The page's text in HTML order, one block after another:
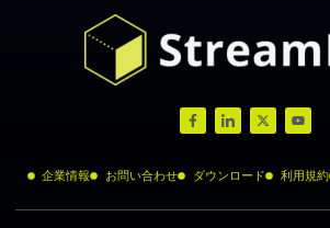
企業情報 お問い合わせ ダウンロード 利用規約